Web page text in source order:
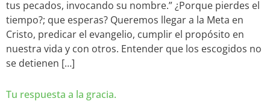
tus pecados, invocando su nombre.” ¿Porque pierdes el
tiempo?; que esperas? Queremos llegar a la Meta en
Cristo, predicar el evangelio, cumplir el propósito en
nuestra vida y con otros. Entender que los escogidos no
se detienen […]
Tu respuesta a la gracia.